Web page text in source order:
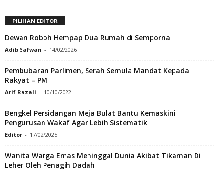
PILIHAN EDITOR
Dewan Roboh Hempap Dua Rumah di Semporna
Adib Safwan - 14/02/2026
Pembubaran Parlimen, Serah Semula Mandat Kepada
Rakyat – PM
Arif Razali - 10/10/2022
Bengkel Persidangan Meja Bulat Bantu Kemaskini
Pengurusan Wakaf Agar Lebih Sistematik
Editor - 17/02/2025
Wanita Warga Emas Meninggal Dunia Akibat Tikaman Di
Leher Oleh Penagih Dadah